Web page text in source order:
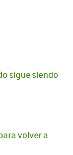
sigue siendo
volver a